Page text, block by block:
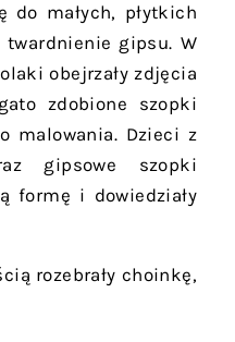
do małych, płytkich
gipsu. W
obejrzały zdjęcia
zdobione szopki
malowania. Dzieci z
gipsowe szopki
formę i dowiedziały
rozebrały choinkę,